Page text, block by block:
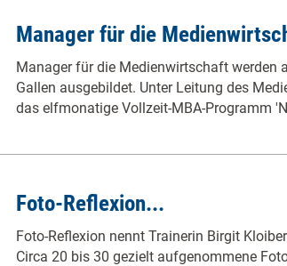
Manager für die
Manager für die Medienwirtschaft werden
Gallen ausgebildet. Unter Leitung des
das elfmonatige Vollzeit-MBA-Programm
Foto-Reflexion...
Foto-Reflexion nennt Trainerin Birgit
Circa 20 bis 30 gezielt aufgenommene